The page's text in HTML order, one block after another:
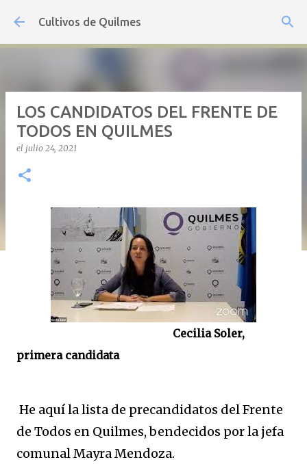
Ir al contenido principal
Cultivos de Quilmes
LOS CANDIDATOS DEL FRENTE DE
TODOS EN QUILMES
el julio 24, 2021
Cecilia Soler,
primera candidata
He aquí la lista de precandidatos del Frente
de Todos en Quilmes, bendecidos por la jefa
comunal Mayra Mendoza.